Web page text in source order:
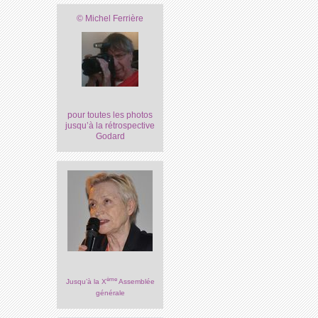
© Michel Ferrière
pour toutes les photos
jusqu’à la rétrospective
Godard
Jusqu’à la XèmeAssemblée
générale